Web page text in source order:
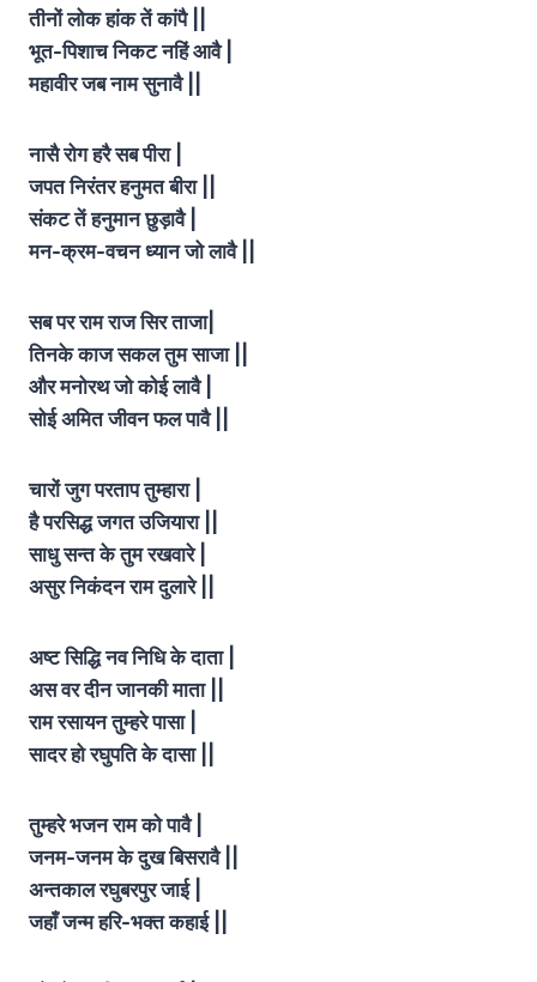
तीनों लोक हांक तें कांपै ||
भूत-पिशाच निकट नहिं आवै |
महावीर जब नाम सुनावै ||
नासै रोग हरै सब पीरा |
जपत निरंतर हनुमत बीरा ||
संकट तें हनुमान छुड़ावै |
मन-क्रम-वचन ध्यान जो लावै ||
सब पर राम राज सिर ताजा|
तिनके काज सकल तुम साजा ||
और मनोरथ जो कोई लावै |
सोई अमित जीवन फल पावै ||
चारों जुग परताप तुम्हारा |
है परसिद्ध जगत उजियारा ||
साधु सन्त के तुम रखवारे |
असुर निकंदन राम दुलारे ||
अष्ट सिद्धि नव निधि के दाता |
अस वर दीन जानकी माता ||
राम रसायन तुम्हरे पासा |
सादर हो रघुपति के दासा ||
तुम्हरे भजन राम को पावै |
जनम-जनम के दुख बिसरावै ||
अन्तकाल रघुबरपुर जाई |
जहाँ जन्म हरि-भक्त कहाई ||